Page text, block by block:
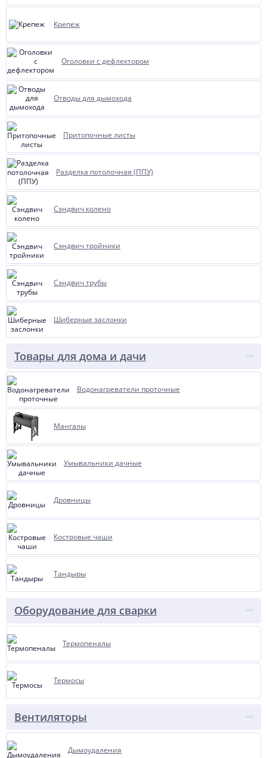
Крепеж
Оголовки с дефлектором
Отводы для дымохода
Притопочные листы
Разделка потолочная (ППУ)
Сэндвич колено
Сэндвич тройники
Сэндвич трубы
Шиберные заслонки
Товары для дома и дачи
Водонагреватели проточные
Мангалы
Умывальники дачные
Дровницы
Костровые чаши
Тандыры
Оборудование для сварки
Термопеналы
Термосы
Вентиляторы
Дымоудаления